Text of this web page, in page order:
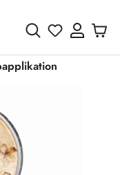
Du hast 0